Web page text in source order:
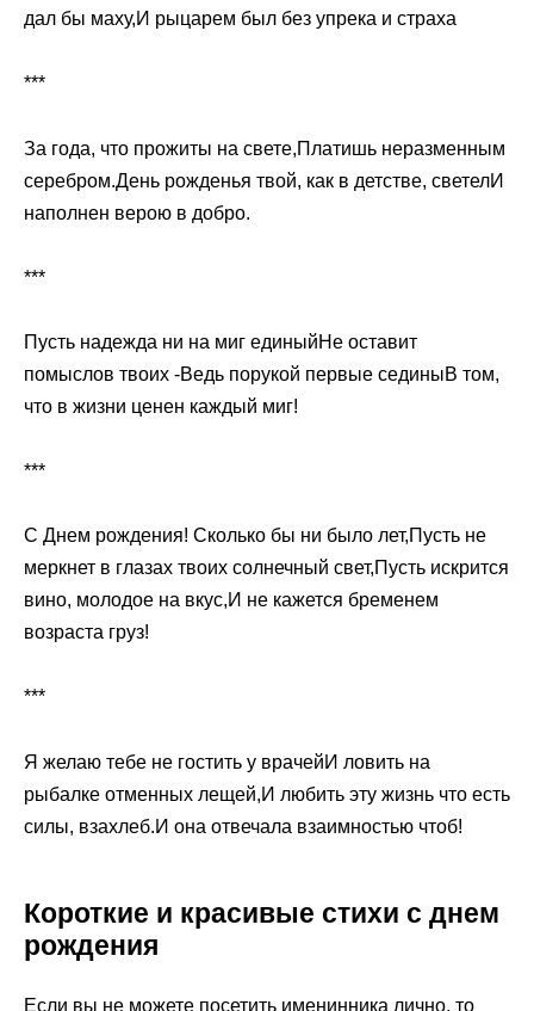
дал бы маху,И рыцарем был без упрека и страха
***
За года, что прожиты на свете,Платишь неразменным
серебром.День рожденья твой, как в детстве, светелИ
наполнен верою в добро.
***
Пусть надежда ни на миг единыйНе оставит
помыслов твоих -Ведь порукой первые сединыВ том,
что в жизни ценен каждый миг!
***
С Днем рождения! Сколько бы ни было лет,Пусть не
меркнет в глазах твоих солнечный свет,Пусть искрится
вино, молодое на вкус,И не кажется бременем
возраста груз!
***
Я желаю тебе не гостить у врачейИ ловить на
рыбалке отменных лещей,И любить эту жизнь что есть
силы, взахлеб.И она отвечала взаимностью чтоб!
Короткие и красивые стихи с днем
рождения
Если вы не можете посетить именинника лично, то